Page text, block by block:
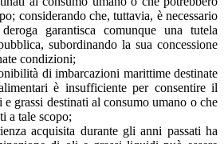
considerando che, tuttavia, è necessario
garantisca comunque una tutela
subordinando la sua concessione
condizioni;
di imbarcazioni marittime destinate
è insufficiente per consentire il
grassi destinati al consumo umano o che
a tale scopo;
acquisita durante gli anni passati ha